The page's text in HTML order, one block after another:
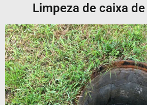
Limpeza de caixa